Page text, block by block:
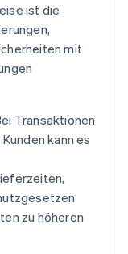
ist die
mit
Transaktionen
kann es
zu höheren